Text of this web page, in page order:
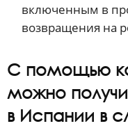
включенным в
возвращения на
С помощью
можно
в Испании в